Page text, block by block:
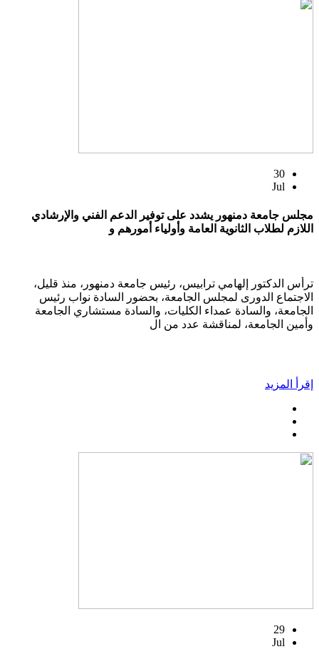
30
Jul
مجلس جامعة دمنهور يشدد على توفير الدعم الفني والإرشادي
اللازم لطلاب الثانوية العامة وأولياء أمورهم و
ترأس الدكتور إلهامي ترابيس، رئيس جامعة دمنهور، منذ قليل،
الاجتماع الدورى لمجلس الجامعة، بحضور السادة نواب رئيس
الجامعة، والسادة عمداء الكليات، والسادة مستشاري الجامعة
وأمين الجامعة، لمناقشة عدد من ال
إقرأ المزيد
29
Jul